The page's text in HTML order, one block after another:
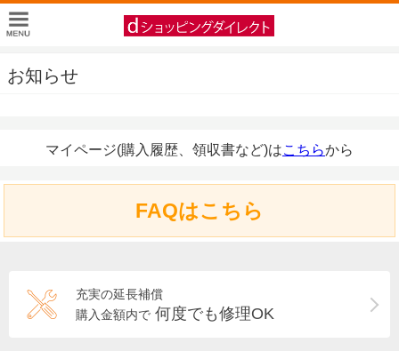
お知らせ
マイページ(購入履歴、領収書など)はこちらから
FAQはこちら
充実の延長補償
購入金額内で 何度でも修理OK